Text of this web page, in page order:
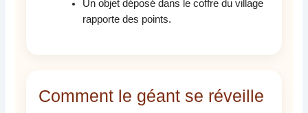
Un objet déposé dans le coffre du village
rapporte des points.
Comment le géant se réveille